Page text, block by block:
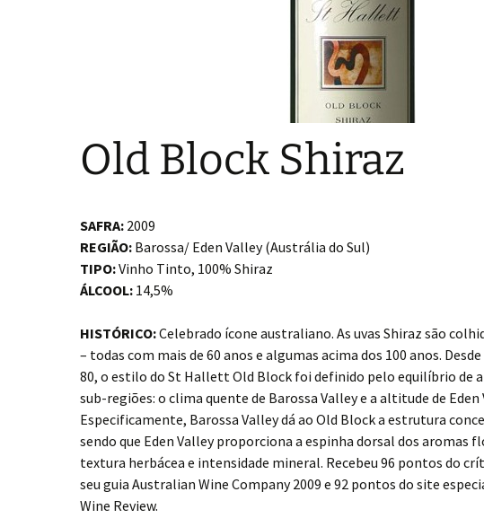
Old Block Shiraz
SAFRA: 2009
REGIÃO: Barossa/ Eden Valley (Austrália do Sul)
TIPO:Vinho Tinto, 100% Shiraz
ÁLCOOL: 14,5%
HISTÓRICO:Celebrado ícone australiano. As uvas Shiraz são
– todas com mais de 60 anos e algumas acima dos 100 anos.
80, o estilo do St Hallett Old Block foi definido pelo equilíbrio de
sub-regiões: o clima quente de Barossa Valley e a altitude de Eden
Especificamente, Barossa Valley dá ao Old Block a estrutura
sendo que Eden Valley proporciona a espinha dorsal dos aromas
textura herbácea e intensidade mineral. Recebeu 96 pontos do
seu guia Australian Wine Company 2009 e 92 pontos do site
Wine Review.